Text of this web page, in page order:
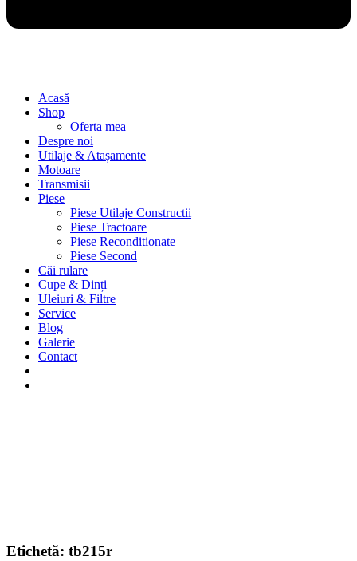
Acasă
Shop
Oferta mea
Despre noi
Utilaje & Atașamente
Motoare
Transmisii
Piese
Piese Utilaje Constructii
Piese Tractoare
Piese Reconditionate
Piese Second
Căi rulare
Cupe & Dinți
Uleiuri & Filtre
Service
Blog
Galerie
Contact
Etichetă: tb215r